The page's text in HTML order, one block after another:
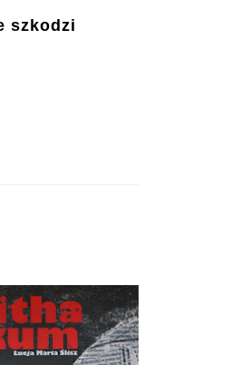
szkodzi